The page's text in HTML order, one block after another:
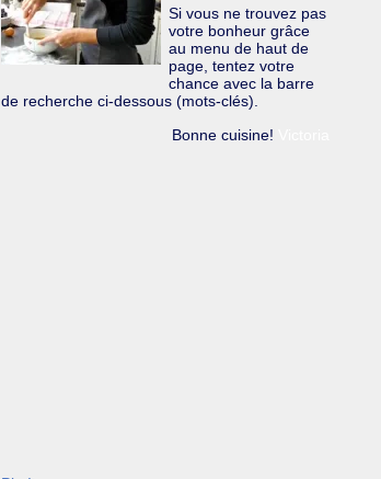
Si vous ne trouvez pas
votre bonheur grâce
au menu de haut de
page, tentez votre
chance avec la barre
de recherche ci-dessous (mots-clés).
Bonne cuisine!